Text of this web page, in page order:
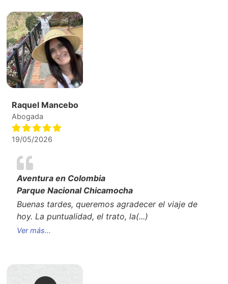
Raquel Mancebo
Abogada
19/05/2026
Aventura en Colombia
Parque Nacional Chicamocha
Buenas tardes, queremos agradecer el viaje de
hoy. La puntualidad, el trato, la(...)
Ver más...